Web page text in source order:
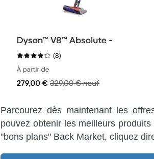
Parcourez dès maintenant les
pouvez obtenir les meilleurs
"bons plans" Back Market, cliquez